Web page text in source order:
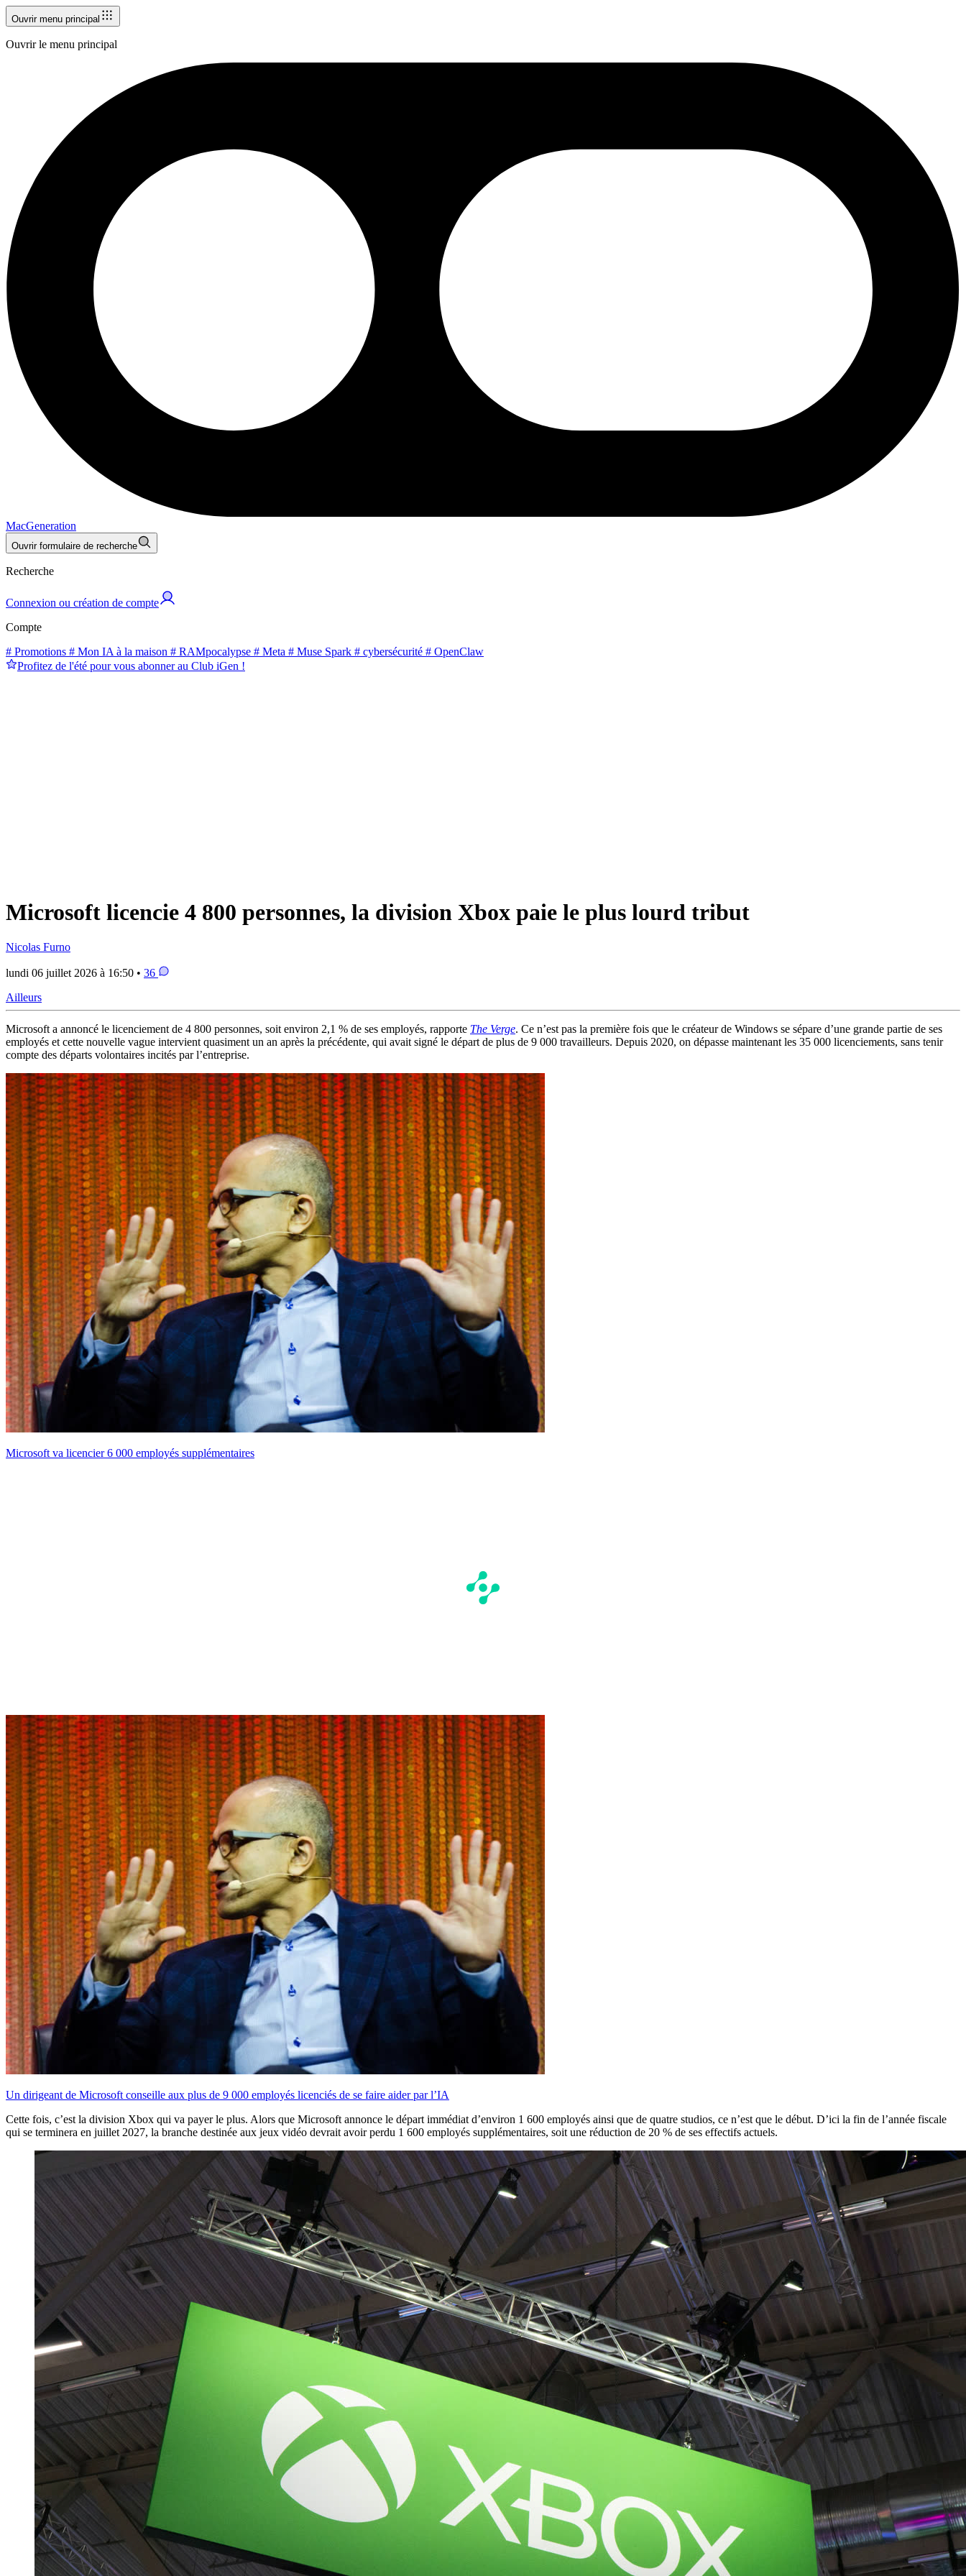
Ouvrir menu principal
Ouvrir le menu principal
MacGeneration
Ouvrir formulaire de recherche
Recherche
Connexion ou création de compte
Compte
# Promotions # Mon IA à la maison # RAMpocalypse # Meta # Muse Spark # cybersécurité # OpenClaw
Profitez de l'été pour vous abonner au Club iGen !
Microsoft licencie 4 800 personnes, la division Xbox paie le plus lourd tribut
Nicolas Furno
lundi 06 juillet 2026 à 16:50 • 36
Ailleurs
Microsoft a annoncé le licenciement de 4 800 personnes, soit environ 2,1 % de ses employés, rapporte The Verge. Ce n’est pas la première fois que le créateur de Windows se sépare d’une grande partie de ses
employés et cette nouvelle vague intervient quasiment un an après la précédente, qui avait signé le départ de plus de 9 000 travailleurs. Depuis 2020, on dépasse maintenant les 35 000 licenciements, sans tenir
compte des départs volontaires incités par l’entreprise.
Microsoft va licencier 6 000 employés supplémentaires
Un dirigeant de Microsoft conseille aux plus de 9 000 employés licenciés de se faire aider par l’IA
Cette fois, c’est la division Xbox qui va payer le plus. Alors que Microsoft annonce le départ immédiat d’environ 1 600 employés ainsi que de quatre studios, ce n’est que le début. D’ici la fin de l’année fiscale
qui se terminera en juillet 2027, la branche destinée aux jeux vidéo devrait avoir perdu 1 600 employés supplémentaires, soit une réduction de 20 % de ses effectifs actuels.